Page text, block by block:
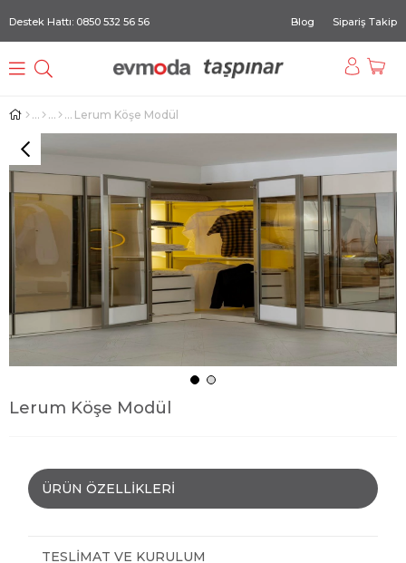
Destek Hattı: 0850 532 56 56 Blog Sipariş Takip
Lerum Köşe Modül
Lerum Köşe Modül
ÜRÜN ÖZELLIKLERI
TESLIMAT VE KURULUM